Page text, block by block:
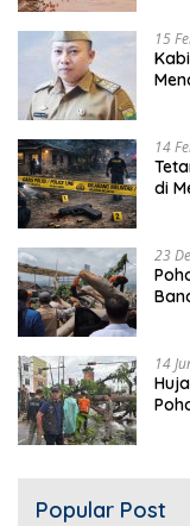
15
14
di
23
14
Popular Post